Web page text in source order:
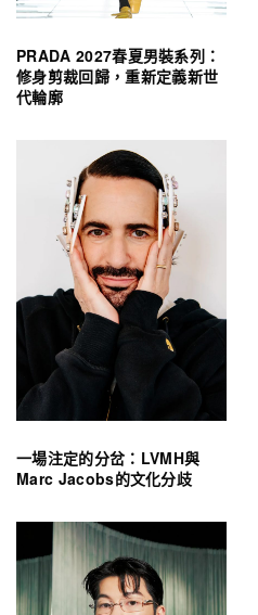
PRADA 2027春夏男裝系列：
修身剪裁回歸，重新定義新世
代輪廓
一場注定的分岔：LVMH與
Marc Jacobs的文化分歧